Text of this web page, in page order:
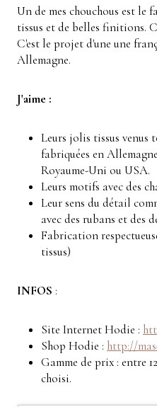
Un de mes chouchous est
tissus et de belles finitions.
C'est le projet d'une une
Allemagne.
J'aime :
Leurs jolis tissus
fabriquées en
Royaume-Uni ou USA.
Leurs motifs avec des
Leur sens du détail
avec des rubans et des
Fabrication
tissus)
INFOS :
Site Internet Hodie :
Shop Hodie : http://
Gamme de prix : entre
choisi.